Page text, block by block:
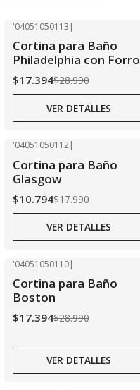
Agotado
'04051050113 |
Cortina para Baño
Philadelphia con Forro
$17.394$28.990
VER DETALLES
Agotado
'04051050112|
Cortina para Baño
Glasgow
$10.794$17.990
VER DETALLES
'04051050110|
Cortina para Baño
Boston
$17.394$28.990
VER DETALLES